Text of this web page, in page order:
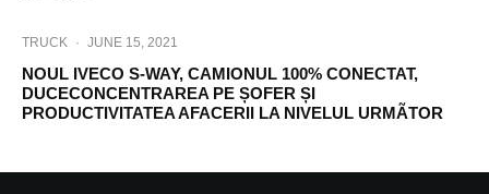
TRUCK · JUNE 15, 2021
NOUL IVECO S-WAY, CAMIONUL 100% CONECTAT,
DUCECONCENTRAREA PE ȘOFER ȘI
PRODUCTIVITATEA AFACERII LA NIVELUL URMÃTOR